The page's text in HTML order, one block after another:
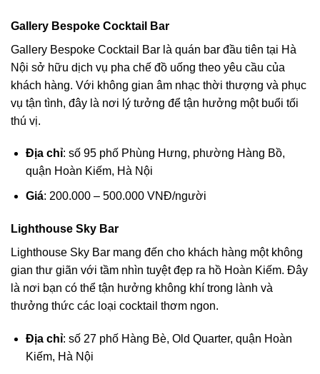
Gallery Bespoke Cocktail Bar
Gallery Bespoke Cocktail Bar là quán bar đầu tiên tại Hà
Nội sở hữu dịch vụ pha chế đồ uống theo yêu cầu của
khách hàng. Với không gian âm nhạc thời thượng và phục
vụ tận tình, đây là nơi lý tưởng để tận hưởng một buổi tối
thú vị.
Địa chỉ: số 95 phố Phùng Hưng, phường Hàng Bồ,
quận Hoàn Kiếm, Hà Nội
Giá: 200.000 – 500.000 VNĐ/người
Lighthouse Sky Bar
Lighthouse Sky Bar mang đến cho khách hàng một không
gian thư giãn với tầm nhìn tuyệt đẹp ra hồ Hoàn Kiếm. Đây
là nơi bạn có thể tận hưởng không khí trong lành và
thưởng thức các loại cocktail thơm ngon.
Địa chỉ: số 27 phố Hàng Bè, Old Quarter, quận Hoàn
Kiếm, Hà Nội